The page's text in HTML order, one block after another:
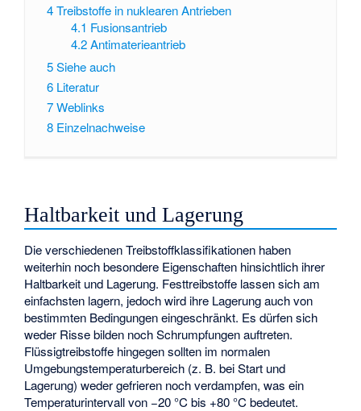
4Treibstoffe in nuklearen Antrieben
4.1 Fusionsantrieb
4.2 Antimaterieantrieb
5Siehe auch
6 Literatur
7Weblinks
8 Einzelnachweise
Haltbarkeit und Lagerung
Die verschiedenen Treibstoffklassifikationen haben
weiterhin noch besondere Eigenschaften hinsichtlich ihrer
Haltbarkeit und Lagerung. Festtreibstoffe lassen sich am
einfachsten lagern, jedoch wird ihre Lagerung auch von
bestimmten Bedingungen eingeschränkt. Es dürfen sich
weder Risse bilden noch Schrumpfungen auftreten.
Flüssigtreibstoffe hingegen sollten im normalen
Umgebungstemperaturbereich (z. B. bei Start und
Lagerung) weder gefrieren noch verdampfen, was ein
Temperaturintervall von −20 °C bis +80 °C bedeutet.